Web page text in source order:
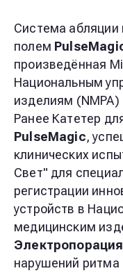
Система абляции
полем
произведённая
Национальным
изделиям (NMPA)
Ранее Катетер
PulseMagic,
клинических
Свет" для
регистрации
устройств в
медицинским
Электропорация
нарушений ритма